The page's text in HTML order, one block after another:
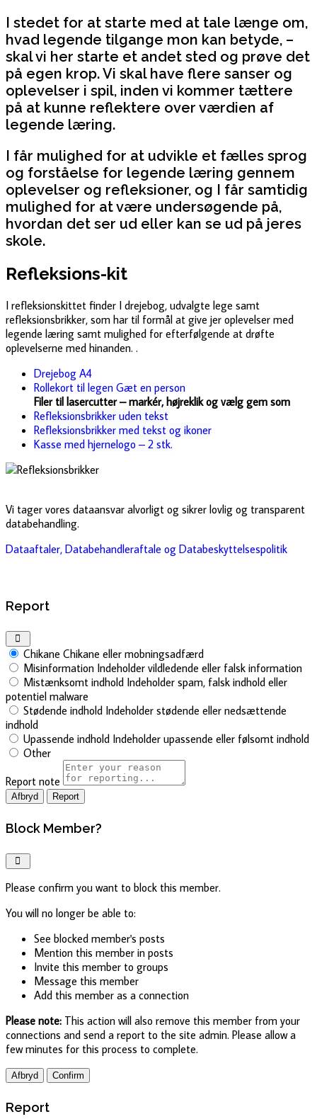
I stedet for at starte med at tale længe om,
hvad legende tilgange mon kan betyde, –
skal vi her starte et andet sted og prøve det
på egen krop. Vi skal have flere sanser og
oplevelser i spil, inden vi kommer tættere
på at kunne reflektere over værdien af
legende læring.
I får mulighed for at udvikle et fælles sprog
og forståelse for legende læring gennem
oplevelser og refleksioner, og I får samtidig
mulighed for at være undersøgende på,
hvordan det ser ud eller kan se ud på jeres
skole.
Refleksions-kit
I refleksionskittet finder I drejebog, udvalgte lege samt
refleksionsbrikker, som har til formål at give jer oplevelser med
legende læring samt mulighed for efterfølgende at drøfte
oplevelserne med hinanden. .
Drejebog A4
Rollekort til legen Gæt en person
Filer til lasercutter – markér, højreklik og vælg gem som
Refleksionsbrikker uden tekst
Refleksionsbrikker med tekst og ikoner
Kasse med hjernelogo – 2 stk.
Vi tager vores dataansvar alvorligt og sikrer lovlig og transparent
databehandling.
Dataaftaler, Databehandleraftale og Databeskyttelsespolitik
Report
Chikane Chikane eller mobningsadfærd
Misinformation Indeholder vildledende eller falsk information
Mistænksomt indhold Indeholder spam, falsk indhold eller
potentiel malware
Stødende indhold Indeholder stødende eller nedsættende
indhold
Upassende indhold Indeholder upassende eller følsomt indhold
Other
Report note
Report
Block Member?
Please confirm you want to block this member.
You will no longer be able to:
See blocked member's posts
Mention this member in posts
Invite this member to groups
Message this member
Add this member as a connection
Please note: This action will also remove this member from your
connections and send a report to the site admin. Please allow a
few minutes for this process to complete.
Confirm
Report